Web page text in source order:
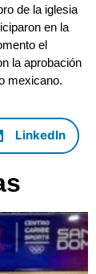
de la iglesia
en la
el
la aprobación
mexicano.
LinkedIn